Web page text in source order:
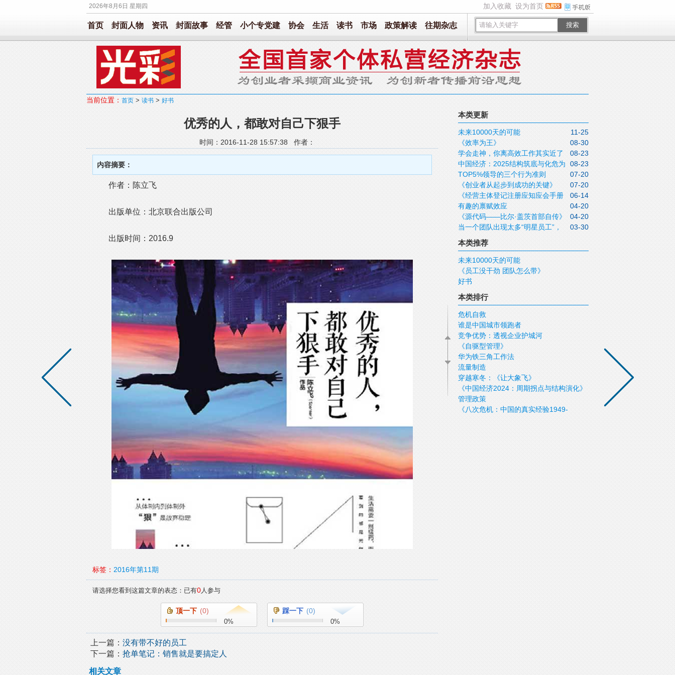
2026年8月6日 星期四 加入收藏 设为首页
搜索
首页 封面人物 资讯 封面故事 经管 小个专党建 协会 生活 读书 市场 政策解读 往期杂志
当前位置： 首页 > 读书 > 好书
优秀的人，都敢对自己下狠手
时间：2016-11-28 15:57:38 作者：
内容摘要：
作者：陈立飞
出版单位：北京联合出版公司
出版时间：2016.9
标签： 2016年第11期
请选择您看到这篇文章的表态：已有0人参与
顶一下 (0)
0%
踩一下 (0)
0%
上一篇： 没有带不好的员工
下一篇： 抢单笔记：销售就是要搞定人
相关文章
本类更新
11-25
未来10000天的可能
08-30
《效率为王》
08-23
学会走神，你离高效工作其实近了
一步 08-23
中国经济：2025结构筑底与化危为
机 07-20
TOP5%领导的三个行为准则
07-20
《创业者从起步到成功的关键》
06-14
《经营主体登记注册应知应会手册
（2025年 版）》 04-20
有趣的禀赋效应
04-20
《源代码——比尔·盖茨首部自传》
03-30
当一个团队出现太多“明星员工”，
是好事吗？
本类推荐
未来10000天的可能
《员工没干劲 团队怎么带》
好书
本类排行
危机自救
谁是中国城市领跑者
竞争优势：透视企业护城河
《自驱型管理》
华为铁三角工作法
流量制造
穿越寒冬：《让大象飞》
《中国经济2024：周期拐点与结构演化》
管理政策
《八次危机：中国的真实经验1949-